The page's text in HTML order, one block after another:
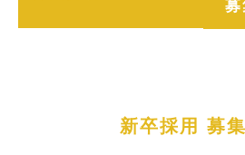
募
新卒採用 募